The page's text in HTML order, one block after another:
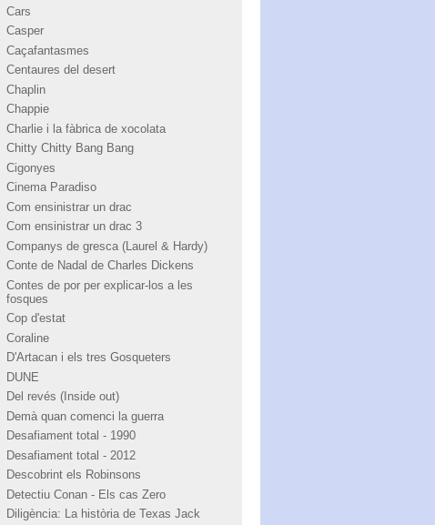
Cars
Casper
Caçafantasmes
Centaures del desert
Chaplin
Chappie
Charlie i la fàbrica de xocolata
Chitty Chitty Bang Bang
Cigonyes
Cinema Paradiso
Com ensinistrar un drac
Com ensinistrar un drac 3
Companys de gresca (Laurel & Hardy)
Conte de Nadal de Charles Dickens
Contes de por per explicar-los a les
fosques
Cop d'estat
Coraline
D'Artacan i els tres Gosqueters
DUNE
Del revés (Inside out)
Demà quan comenci la guerra
Desafiament total - 1990
Desafiament total - 2012
Descobrint els Robinsons
Detectiu Conan - Els cas Zero
Diligència: La història de Texas Jack